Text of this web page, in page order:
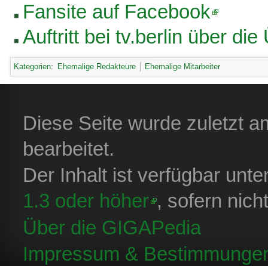
Fansite auf Facebook
Auftritt bei tv.berlin über
Kategorien: Ehemalige Redakteure Ehemalige Mitarbeiter
Diese Seite wurde zuletzt
bearbeitet.
Der Inhalt ist verfügbar
1.3 oder höher , sofern
Über die GIGAPedia
Impressum &